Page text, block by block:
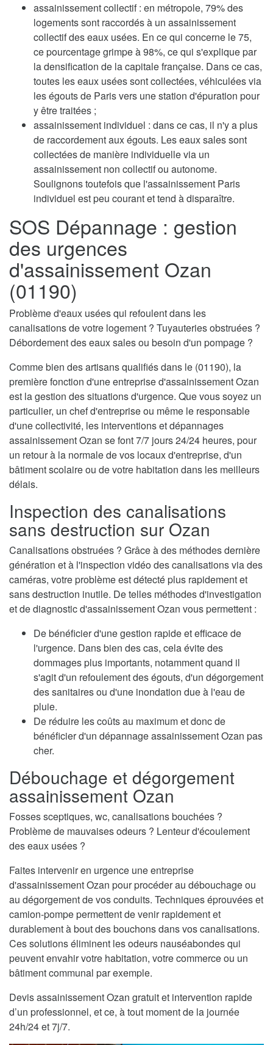
assainissement collectif : en métropole, 79% des
logements sont raccordés à un assainissement
collectif des eaux usées. En ce qui concerne le 75,
ce pourcentage grimpe à 98%, ce qui s'explique par
la densification de la capitale française. Dans ce cas,
toutes les eaux usées sont collectées, véhiculées via
les égouts de Paris vers une station d'épuration pour
y être traitées ;
assainissement individuel : dans ce cas, il n'y a plus
de raccordement aux égouts. Les eaux sales sont
collectées de manière individuelle via un
assainissement non collectif ou autonome.
Soulignons toutefois que l'assainissement Paris
individuel est peu courant et tend à disparaître.
SOS Dépannage : gestion
des urgences
d'assainissement Ozan
(01190)
Problème d'eaux usées qui refoulent dans les
canalisations de votre logement ? Tuyauteries obstruées ?
Débordement des eaux sales ou besoin d'un pompage ?
Comme bien des artisans qualifiés dans le (01190), la
première fonction d'une entreprise d'assainissement Ozan
est la gestion des situations d'urgence. Que vous soyez un
particulier, un chef d'entreprise ou même le responsable
d'une collectivité, les interventions et dépannages
assainissement Ozan se font 7/7 jours 24/24 heures, pour
un retour à la normale de vos locaux d'entreprise, d'un
bâtiment scolaire ou de votre habitation dans les meilleurs
délais.
Inspection des canalisations
sans destruction sur Ozan
Canalisations obstruées ? Grâce à des méthodes dernière
génération et à l'inspection vidéo des canalisations via des
caméras, votre problème est détecté plus rapidement et
sans destruction inutile. De telles méthodes d'investigation
et de diagnostic d'assainissement Ozan vous permettent :
De bénéficier d'une gestion rapide et efficace de
l'urgence. Dans bien des cas, cela évite des
dommages plus importants, notamment quand il
s'agit d'un refoulement des égouts, d'un dégorgement
des sanitaires ou d'une inondation due à l'eau de
pluie.
De réduire les coûts au maximum et donc de
bénéficier d'un dépannage assainissement Ozan pas
cher.
Débouchage et dégorgement
assainissement Ozan
Fosses sceptiques, wc, canalisations bouchées ?
Problème de mauvaises odeurs ? Lenteur d'écoulement
des eaux usées ?
Faites intervenir en urgence une entreprise
d'assainissement Ozan pour procéder au débouchage ou
au dégorgement de vos conduits. Techniques éprouvées et
camion-pompe permettent de venir rapidement et
durablement à bout des bouchons dans vos canalisations.
Ces solutions éliminent les odeurs nauséabondes qui
peuvent envahir votre habitation, votre commerce ou un
bâtiment communal par exemple.
Devis assainissement Ozan gratuit et intervention rapide
d’un professionnel, et ce, à tout moment de la journée
24h/24 et 7j/7.